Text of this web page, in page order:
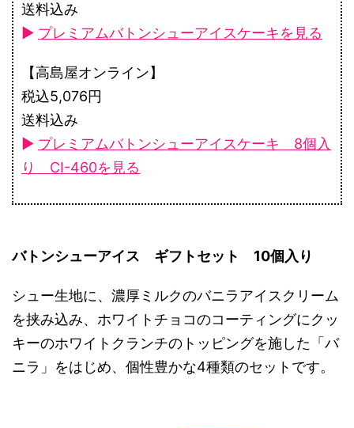
送料込み
► プレミアムバトンシューアイスケーキを見る
【高島屋オンライン】
税込5,076円
送料込み
► プレミアムバトンシューアイスケーキ 8個入
り CI-460を見る
バトンシューアイス ギフトセット 10個入り
シュー生地に、濃厚ミルクのバニラアイスクリーム
を挟み込み、ホワイトチョコのコーティングにクッ
キーのホワイトクランチのトッピングを施した「バ
ニラ」をはじめ、個性豊かな4種類のセットです。